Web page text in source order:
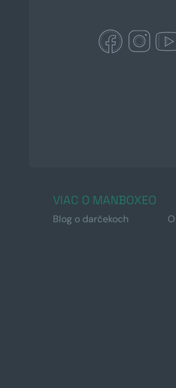
VIAC O MANBOXEO
Blog o darčekoch